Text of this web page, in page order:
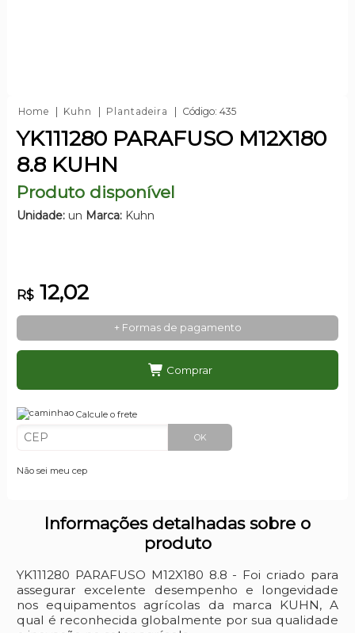
Home Kuhn Plantadeira Código: 435
YK111280 PARAFUSO M12X180
8.8 KUHN
Produto disponível
Unidade:un Marca:Kuhn
R$12,02
+ Formas de pagamento
Comprar
Calcule o frete
OK
Não sei meu cep
Informações detalhadas sobre o
produto
YK111280 PARAFUSO M12X180 8.8 - Foi criado para
assegurar excelente desempenho e longevidade
nos equipamentos agrícolas da marca KUHN, A
qual é reconhecida globalmente por sua qualidade